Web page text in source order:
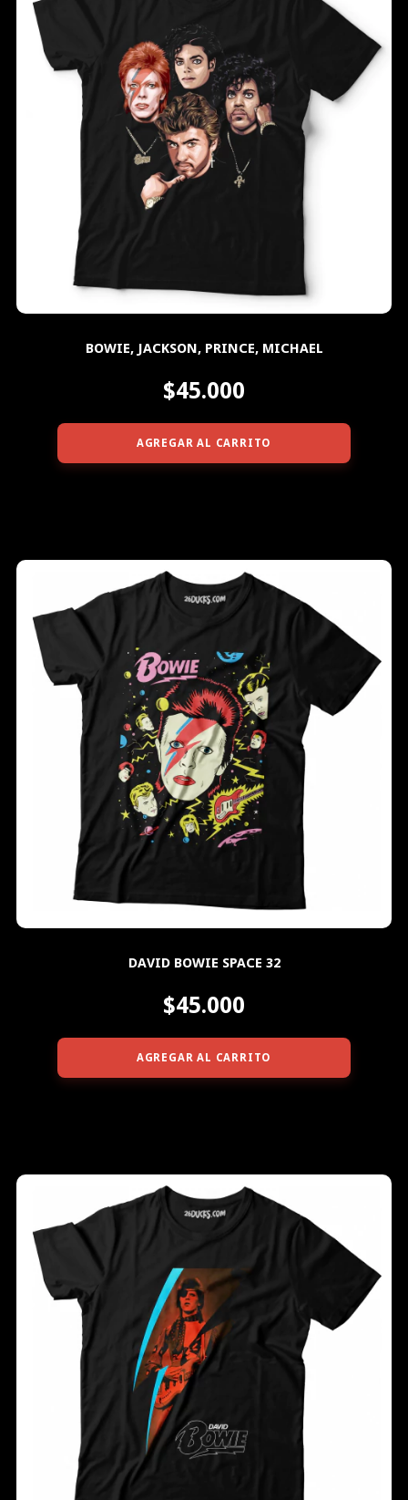
BOWIE, JACKSON, PRINCE, MICHAEL
$45.000
AGREGAR AL CARRITO
DAVID BOWIE SPACE 32
$45.000
AGREGAR AL CARRITO